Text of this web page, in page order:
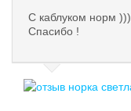
С каблуком норм )))
Спасибо !